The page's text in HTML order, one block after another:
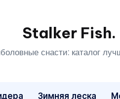
Stalker Fish.
снасти: каталог
Зимняя леска